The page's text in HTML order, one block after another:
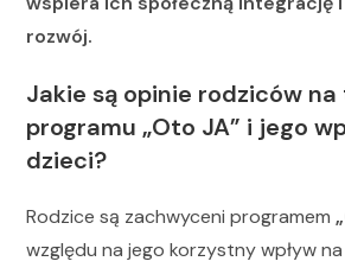
rozwój.
Jakie są opinie rodziców
programu „Oto JA” i jego
dzieci?
Rodzice są zachwyceni programem
względu na jego korzystny wpływ